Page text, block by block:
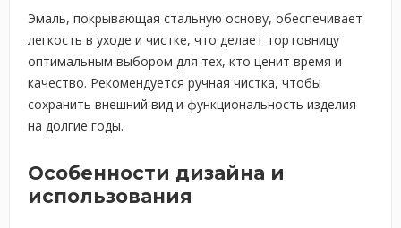
Эмаль, покрывающая стальную основу, обеспечивает
легкость в уходе и чистке, что делает тортовницу
оптимальным выбором для тех, кто ценит время и
качество. Рекомендуется ручная чистка, чтобы
сохранить внешний вид и функциональность изделия
на долгие годы.
Особенности дизайна и
использования